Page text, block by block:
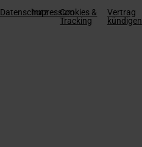
DatenschutzImpressumCookies &
Tracking
Vertrag
kündigen